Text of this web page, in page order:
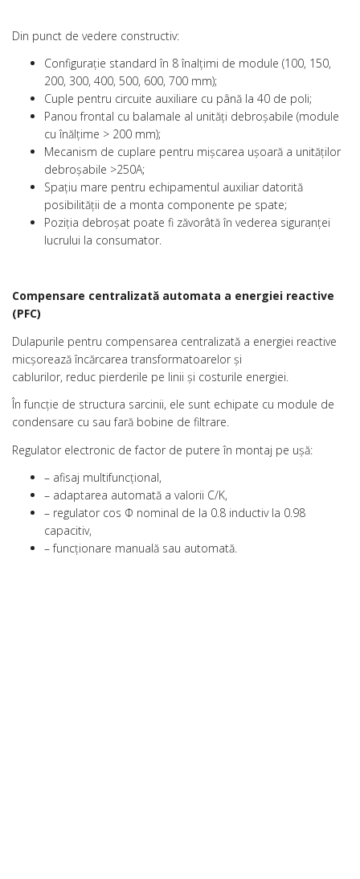
Din punct de vedere constructiv:
Configuraţie standard în 8 înalţimi de module (100, 150,
200, 300, 400, 500, 600, 700 mm);
Cuple pentru circuite auxiliare cu până la 40 de poli;
Panou frontal cu balamale al unităţi debroşabile (module
cu înălţime > 200 mm);
Mecanism de cuplare pentru mişcarea uşoară a unităţilor
debroşabile >250A;
Spaţiu mare pentru echipamentul auxiliar datorită
posibilităţii de a monta componente pe spate;
Poziţia debroşat poate fi zăvorâtă în vederea siguranţei
lucrului la consumator.
Compensare centralizată automata a energiei reactive
(PFC)
Dulapurile pentru compensarea centralizată a energiei reactive
micşorează încărcarea transformatoarelor şi
cablurilor, reduc pierderile pe linii şi costurile energiei.
În funcţie de structura sarcinii, ele sunt echipate cu module de
condensare cu sau fară bobine de filtrare.
Regulator electronic de factor de putere în montaj pe uşă:
– afisaj multifuncţional,
– adaptarea automată a valorii C/K,
– regulator cos Φ nominal de la 0.8 inductiv la 0.98
capacitiv,
– funcţionare manuală sau automată.